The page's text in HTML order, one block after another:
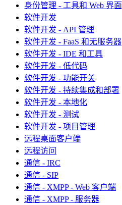
身份管理 - 工具和 Web 界面
软件开发
软件开发 - API 管理
软件开发 - FaaS 和无服务器
软件开发 - IDE 和工具
软件开发 - 低代码
软件开发 - 功能开关
软件开发 - 持续集成和部署
软件开发 - 本地化
软件开发 - 测试
软件开发 - 项目管理
远程桌面客户端
远程访问
通信 - IRC
通信 - SIP
通信 - XMPP - Web 客户端
通信 - XMPP - 服务器